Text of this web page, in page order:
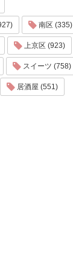
南区 (335)
上京区 (923)
スイーツ (758)
居酒屋 (551)